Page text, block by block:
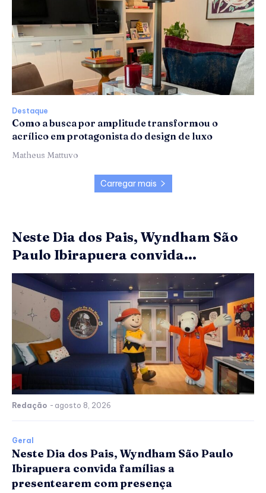
Destaque
Como a busca por amplitude transformou o
acrílico em protagonista do design de luxo
Matheus Mattuvo
Carregar mais
Neste Dia dos Pais, Wyndham São
Paulo Ibirapuera convida...
Redação - agosto 8, 2026
Geral
Neste Dia dos Pais, Wyndham São Paulo
Ibirapuera convida famílias a
presentearem com presença